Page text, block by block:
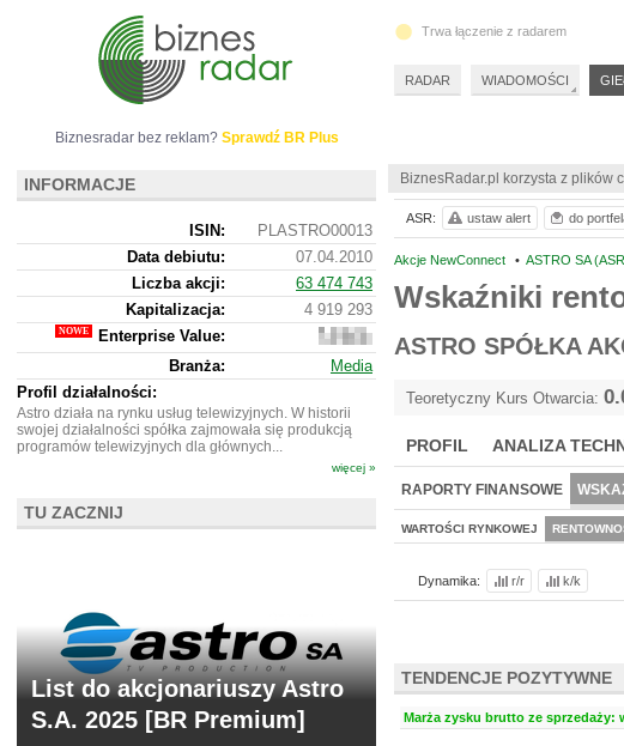
BiznesRadar.pl korzysta z plików
Akcje NewConnect • ASTRO SA
Wskaźniki
ASTRO SPÓŁKA
Teoretyczny Kurs Otwarcia:
PROFIL ANALIZA
RAPORTY FINANSOWE
WARTOŚCI RYNKOWEJ
Dynamika: r/r k/k
TENDENCJE POZYTYWNE
Marża zysku brutto ze sprzedaży:
ASR: ustaw alert do
Biznesradar bez reklam? Sprawdź BR Plus
INFORMACJE
ISIN:
PLASTRO00013
Data debiutu:
07.04.2010
Liczba akcji:
63 474 743
Kapitalizacja:
4 919 293
Enterprise Value:
4
901
293
Branża:
Media
Profil działalności:
Astro działa na rynku usług telewizyjnych. W historii
swojej działalności spółka zajmowała się produkcją
programów telewizyjnych dla głównych...
więcej »
TU ZACZNIJ
List do akcjonariuszy Astro
S.A. 2025 [BR Premium]
Trwa łączenie z radarem
RADAR WIADOMOŚCI